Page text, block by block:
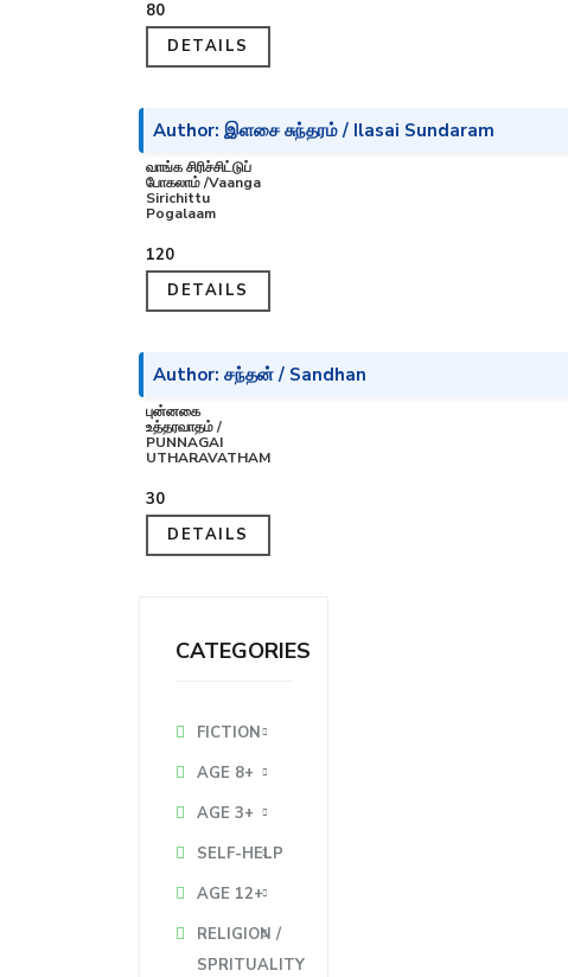
₹80
DETAILS
Author: இளசை சுந்தரம் / Ilasai Sundaram
வாங்க சிரிச்சிட்டுப்
போகலாம் /Vaanga
Sirichittu
Pogalaam
₹120
DETAILS
Author: சந்தன் / Sandhan
புன்னகை
உத்தரவாதம் /
PUNNAGAI
UTHARAVATHAM
₹30
DETAILS
CATEGORIES
FICTION
AGE 8+
AGE 3+
SELF-HELP
AGE 12+
RELIGION /
SPRITUALITY